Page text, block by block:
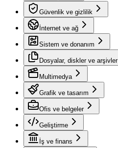
Güvenlik ve gizlilik
İnternet ve ağ
Sistem ve donanım
Dosyalar, diskler ve arşivler
Multimedya
Grafik ve tasarım
Ofis ve belgeler
Geliştirme
İş ve finans